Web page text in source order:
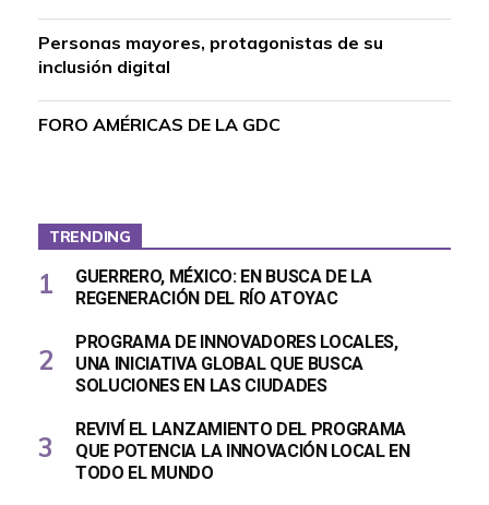
Personas mayores, protagonistas de su
inclusión digital
FORO AMÉRICAS DE LA GDC
TRENDING
GUERRERO, MÉXICO: EN BUSCA DE LA
REGENERACIÓN DEL RÍO ATOYAC
PROGRAMA DE INNOVADORES LOCALES,
UNA INICIATIVA GLOBAL QUE BUSCA
SOLUCIONES EN LAS CIUDADES
REVIVÍ EL LANZAMIENTO DEL PROGRAMA
QUE POTENCIA LA INNOVACIÓN LOCAL EN
TODO EL MUNDO